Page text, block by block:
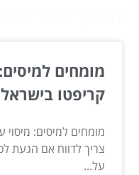
מומחים
קריפטו
מומחים למיסים:
צריך לדווח אם הגעת
על...